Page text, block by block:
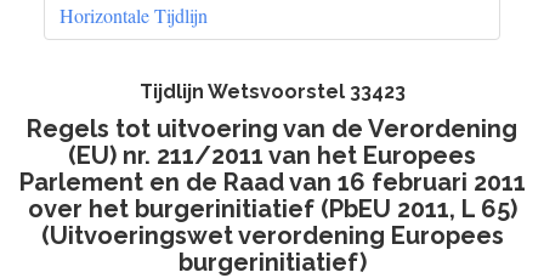
Horizontale Tijdlijn
Tijdlijn Wetsvoorstel 33423
Regels tot uitvoering van de Verordening
(EU) nr. 211/2011 van het Europees
Parlement en de Raad van 16 februari 2011
over het burgerinitiatief (PbEU 2011, L 65)
(Uitvoeringswet verordening Europees
burgerinitiatief)